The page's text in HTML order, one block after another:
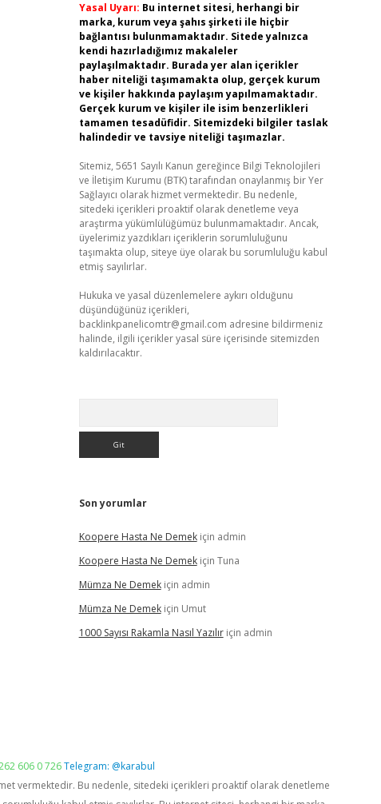
Yasal Uyarı: Bu internet sitesi, herhangi bir
marka, kurum veya şahıs şirketi ile hiçbir
bağlantısı bulunmamaktadır. Sitede yalnızca
kendi hazırladığımız makaleler
paylaşılmaktadır. Burada yer alan içerikler
haber niteliği taşımamakta olup, gerçek kurum
ve kişiler hakkında paylaşım yapılmamaktadır.
Gerçek kurum ve kişiler ile isim benzerlikleri
tamamen tesadüfidir. Sitemizdeki bilgiler taslak
halindedir ve tavsiye niteliği taşımazlar.
Sitemiz, 5651 Sayılı Kanun gereğince Bilgi Teknolojileri
ve İletişim Kurumu (BTK) tarafından onaylanmış bir Yer
Sağlayıcı olarak hizmet vermektedir. Bu nedenle,
sitedeki içerikleri proaktif olarak denetleme veya
araştırma yükümlülüğümüz bulunmamaktadır. Ancak,
üyelerimiz yazdıkları içeriklerin sorumluluğunu
taşımakta olup, siteye üye olarak bu sorumluluğu kabul
etmiş sayılırlar.
Hukuka ve yasal düzenlemelere aykırı olduğunu
düşündüğünüz içerikleri,
backlinkpanelicomtr@gmail.com adresine bildirmeniz
halinde, ilgili içerikler yasal süre içerisinde sitemizden
kaldırılacaktır.
Son yorumlar
Koopere Hasta Ne Demekiçin admin
Koopere Hasta Ne Demekiçin Tuna
Mümza Ne Demekiçin admin
Mümza Ne Demekiçin Umut
1000 Sayısı Rakamla Nasıl Yazılıriçin admin
606 0 726Telegram: @karabul
vermektedir. Bu nedenle, sitedeki içerikleri proaktif olarak denetleme